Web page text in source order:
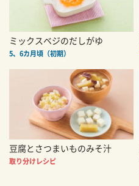
ミックスベジのだしがゆ
5、6カ月頃（初期）
豆腐とさつまいものみそ汁
取り分けレシピ